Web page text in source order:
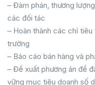
– Đàm phán, thương
các đối tác
– Hoàn thành các chỉ
trường
– Báo cáo bán hàng và
– Đề xuất phương án để
vững mục tiêu doanh số